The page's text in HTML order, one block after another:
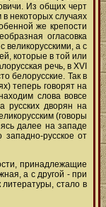
Из общих черт
некоторых случаях
же крепости
огласовка
великорусскими, а с
которые в той или
речь, в XVI
белорусские. Так в
теперь говорят на
слова вовсе
русских дворян на
(говоры
далее на западе
русское от
принадлежащие
а с другой - при
литературы, стало в